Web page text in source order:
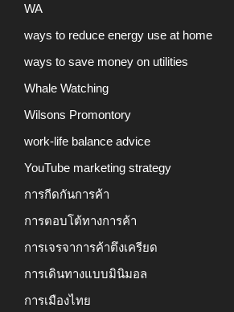
WA
ways to reduce energy use at home
ways to save money on utilities
Whale Watching
Wilsons Promontory
work-life balance advice
YouTube marketing strategy
การกีดกันการค้า
การตอบโต้ทางการค้า
การเจรจาการค้าตึงเครียด
การเดินทางแบบมินิมอล
การเมืองไทย